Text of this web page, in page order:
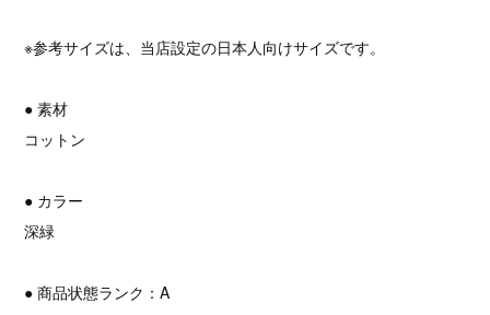
※参考サイズは、当店設定の日本人向けサイズです。
● 素材
コットン
● カラー
深緑
● 商品状態ランク：A